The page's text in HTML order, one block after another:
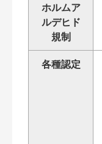
ホルムア
ルデヒド
規制
各種認定